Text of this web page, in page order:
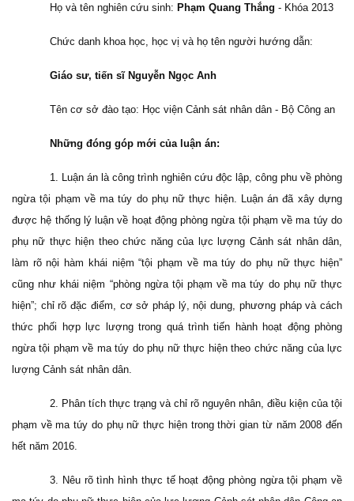
Họ và tên nghiên cứu sinh: Phạm Quang Thắng - Khóa 2013
Chức danh khoa học, học vị và họ tên người hướng dẫn:
Giáo sư, tiến sĩ Nguyễn Ngọc Anh
Tên cơ sở đào tạo: Học viện Cảnh sát nhân dân - Bộ Công an
Những đóng góp mới của luận án:
1. Luận án là công trình nghiên cứu độc lập, công phu về phòng
ngừa tội phạm về ma túy do phụ nữ thực hiện. Luận án đã xây dựng
được hệ thống lý luận về hoạt động phòng ngừa tội phạm về ma túy do
phụ nữ thực hiện theo chức năng của lực lượng Cảnh sát nhân dân,
làm rõ nội hàm khái niệm “tội phạm về ma túy do phụ nữ thực hiện”
cũng như khái niệm “phòng ngừa tội phạm về ma túy do phụ nữ thực
hiện”; chỉ rõ đặc điểm, cơ sở pháp lý, nội dung, phương pháp và cách
thức phối hợp lực lượng trong quá trình tiến hành hoạt động phòng
ngừa tội phạm về ma túy do phụ nữ thực hiện theo chức năng của lực
lượng Cảnh sát nhân dân.
2. Phân tích thực trạng và chỉ rõ nguyên nhân, điều kiện của tội
phạm về ma túy do phụ nữ thực hiện trong thời gian từ năm 2008 đến
hết năm 2016.
3. Nêu rõ tình hình thực tế hoạt động phòng ngừa tội phạm về